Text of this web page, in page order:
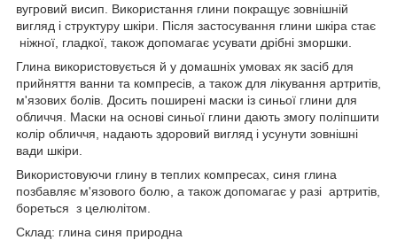
вугровий висип. Використання глини покращує зовнішній
вигляд і структуру шкіри. Після застосування глини шкіра стає
ніжної, гладкої, також допомагає усувати дрібні зморшки.
Глина використовується й у домашніх умовах як засіб для
прийняття ванни та компресів, а також для лікування артритів,
м'язових болів. Досить поширені маски із синьої глини для
обличчя. Маски на основі синьої глини дають змогу поліпшити
колір обличчя, надають здоровий вигляд і усунути зовнішні
вади шкіри.
Використовуючи глину в теплих компресах, синя глина
позбавляє м'язового болю, а також допомагає у разі артритів,
бореться з целюлітом.
Склад: глина синя природна